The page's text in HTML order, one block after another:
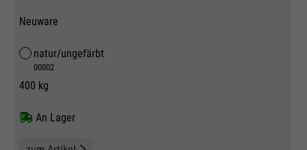
Neuware
natur/ungefärbt
00002
400 kg
An Lager